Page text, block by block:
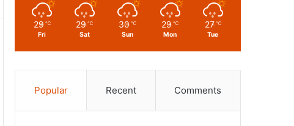
29 ℃
Fri
29 ℃
Sat
30 ℃
Sun
29 ℃
Mon
27 ℃
Tue
Popular Recent Comments